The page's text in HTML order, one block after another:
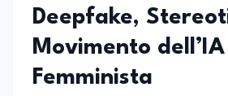
Deepfake,
Movimento dell’IA
Femminista